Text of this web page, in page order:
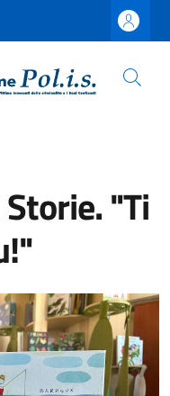
"Ti